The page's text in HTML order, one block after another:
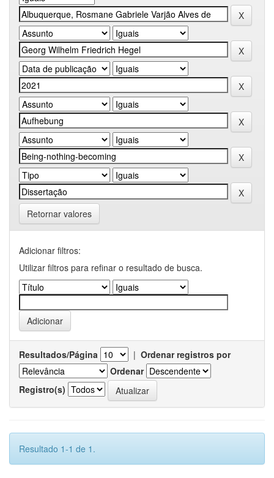
Retornar valores
Adicionar filtros:
Utilizar filtros para refinar o resultado de busca.
Resultados/Página | Ordenar registros por
Ordenar
Registro(s)
Resultado 1-1 de 1.